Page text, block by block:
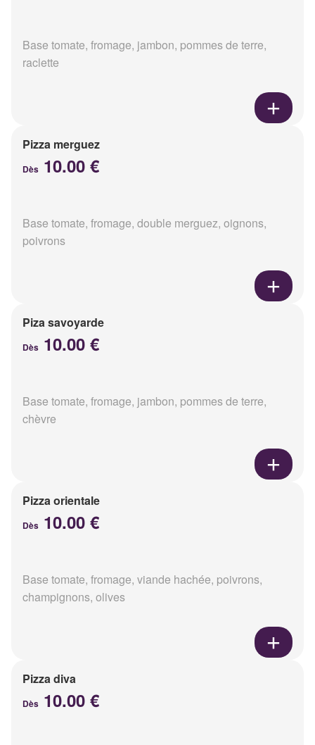
Base tomate, fromage, jambon, pommes de terre,
raclette
Pizza merguez
Dès 10.00 €
Base tomate, fromage, double merguez, oignons,
poivrons
Piza savoyarde
Dès 10.00 €
Base tomate, fromage, jambon, pommes de terre,
chèvre
Pizza orientale
Dès 10.00 €
Base tomate, fromage, viande hachée, poivrons,
champignons, olives
Pizza diva
Dès 10.00 €